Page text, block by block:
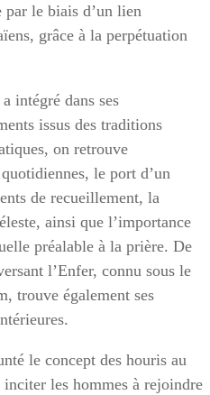
le biais d’un lien
grâce à la perpétuation
intégré dans ses
issus des traditions
on retrouve
le port d’un
de recueillement, la
ainsi que l’importance
préalable à la prière. De
l’Enfer, connu sous le
trouve également ses
le concept des houris au
les hommes à rejoindre